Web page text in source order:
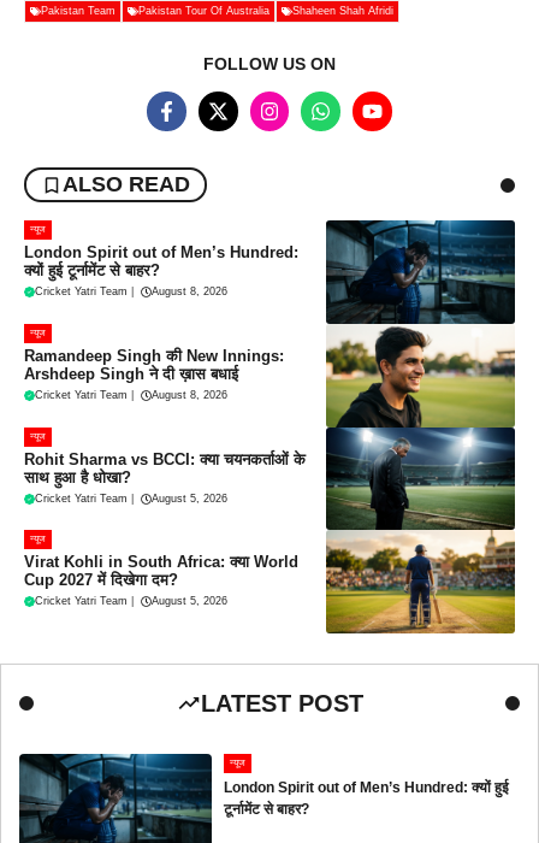
Pakistan Team Pakistan Tour Of Australia Shaheen Shah Afridi
FOLLOW US ON
ALSO READ
न्यूज
London Spirit out of Men’s Hundred:
क्यों हुई टूर्नामेंट से बाहर?
Cricket Yatri Team August 8, 2026
न्यूज
Ramandeep Singh की New Innings:
Arshdeep Singh ने दी ख़ास बधाई
Cricket Yatri Team August 8, 2026
न्यूज
Rohit Sharma vs BCCI: क्या चयनकर्ताओं के
साथ हुआ है धोखा?
Cricket Yatri Team August 5, 2026
न्यूज
Virat Kohli in South Africa: क्या World
Cup 2027 में दिखेगा दम?
Cricket Yatri Team August 5, 2026
LATEST POST
न्यूज
London Spirit out of Men’s Hundred: क्यों हुई
टूर्नामेंट से बाहर?